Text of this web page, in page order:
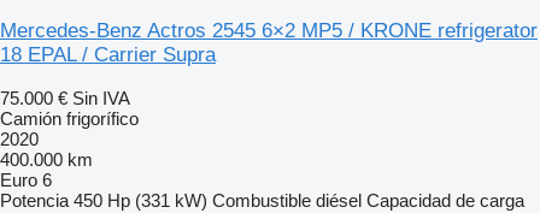
Mercedes-Benz Actros 2545 6×2 MP5 / KRONE refrigerator
18 EPAL / Carrier Supra
75.000 € Sin IVA
Camión frigorífico
2020
400.000 km
Euro 6
Potencia 450 Hp (331 kW) Combustible diésel Capacidad de carga